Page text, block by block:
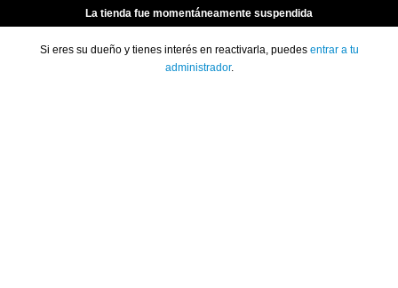
La tienda fue momentáneamente suspendida
Si eres su dueño y tienes interés en reactivarla, puedes entrar a tu
administrador.